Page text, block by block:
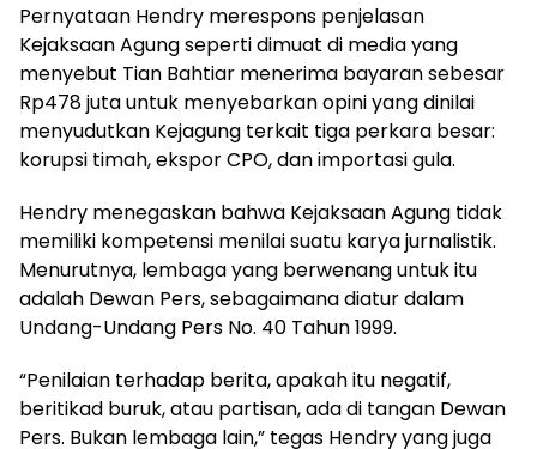
Pernyataan Hendry merespons penjelasan
Kejaksaan Agung seperti dimuat di media yang
menyebut Tian Bahtiar menerima bayaran sebesar
Rp478 juta untuk menyebarkan opini yang dinilai
menyudutkan Kejagung terkait tiga perkara besar:
korupsi timah, ekspor CPO, dan importasi gula.
Hendry menegaskan bahwa Kejaksaan Agung tidak
memiliki kompetensi menilai suatu karya jurnalistik.
Menurutnya, lembaga yang berwenang untuk itu
adalah Dewan Pers, sebagaimana diatur dalam
Undang-Undang Pers No. 40 Tahun 1999.
“Penilaian terhadap berita, apakah itu negatif,
beritikad buruk, atau partisan, ada di tangan Dewan
Pers. Bukan lembaga lain,” tegas Hendry yang juga